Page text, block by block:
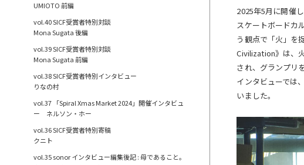
UMIOTO 前編
vol.40 SICF受賞者特別対談
Mona Sugata 後編
vol.39 SICF受賞者特別対談
Mona Sugata 前編
vol.38 SICF受賞者特別インタビュー
りなの村
vol.37 「Spiral Xmas Market 2024」開催インタビュ
ー ネルソン・ホー
vol.36 SICF受賞者特別寄稿
クニト
vol.35 sonor インタビュー編集後記 : 母であること。
2025年5月に開催
スケートボードカ
う観点で「火」を
Civilization》は、
され、グランプリ
インタビューでは
いました。